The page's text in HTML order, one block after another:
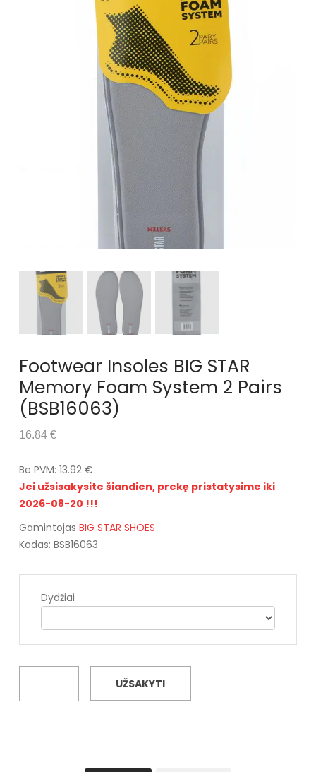
Footwear Insoles BIG STAR
Memory Foam System 2 Pairs
(BSB16063)
16.84 €
Be PVM: 13.92 €
Jei užsisakysite šiandien, prekę pristatysime iki
2026-08-20 !!!
Gamintojas BIG STAR SHOES
Kodas: BSB16063
Dydžiai
UŽSAKYTI